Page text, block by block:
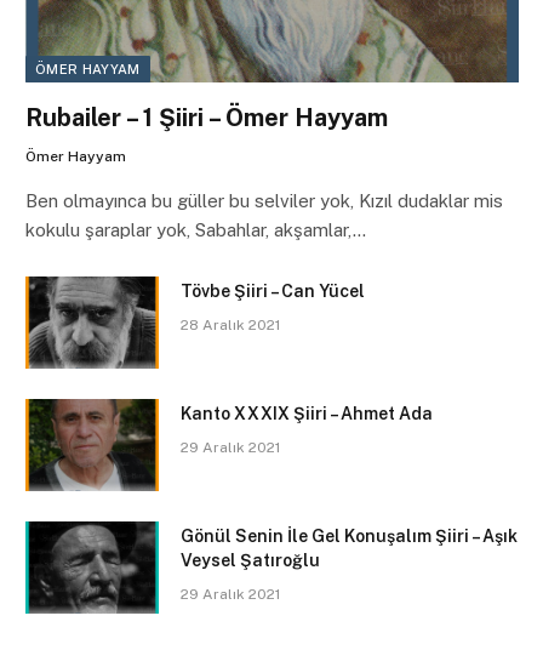
ÖMER HAYYAM
Rubailer – 1 Şiiri – Ömer Hayyam
Ömer Hayyam
Ben olmayınca bu güller bu selviler yok, Kızıl dudaklar mis
kokulu şaraplar yok, Sabahlar, akşamlar,…
Tövbe Şiiri – Can Yücel
28 Aralık 2021
Kanto XXXIX Şiiri – Ahmet Ada
29 Aralık 2021
Gönül Senin İle Gel Konuşalım Şiiri – Aşık
Veysel Şatıroğlu
29 Aralık 2021